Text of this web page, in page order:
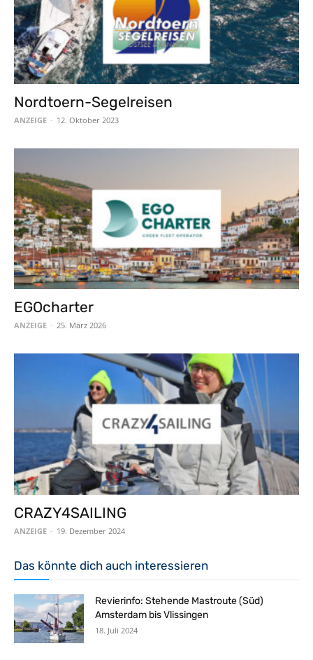
Nordtoern-Segelreisen
ANZEIGE - 12. Oktober 2023
EGOcharter
ANZEIGE - 25. März 2026
CRAZY4SAILING
ANZEIGE - 19. Dezember 2024
Das könnte dich auch interessieren
Revierinfo: Stehende Mastroute (Süd)
Amsterdam bis Vlissingen
18. Juli 2024